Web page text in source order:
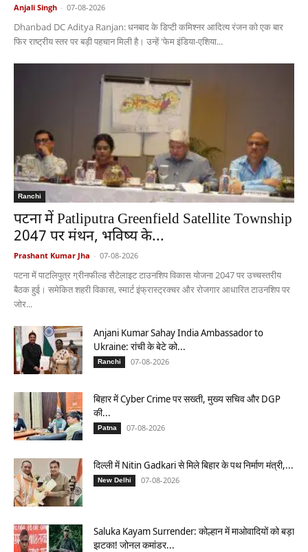
Anjali Singh - 07-08-2026
Dhanbad DC Aditya Ranjan: धनबाद के डिप्टी कमिश्नर आदित्य रंजन को एक बार
फिर राष्ट्रीय स्तर पर बड़ी पहचान मिली है। उन्हें 'फेम इंडिया-एशिया...
Ranchi
पटना में Patliputra Greenfield Satellite Township
2047 पर मंथन, भविष्य के...
Prashant Kumar Jha - 07-08-2026
पटना में पाटलिपुत्र ग्रीनफील्ड सैटेलाइट टाउनशिप विकास योजना 2047 पर उच्चस्तरीय
बैठक हुई। समेकित शहरी विकास, स्मार्ट इंफ्रास्ट्रक्चर और रोजगार आधारित टाउनशिप पर
जोर...
Anjani Kumar Sahay India Ambassador to
Ukraine: रांची के बेटे को...
Ranchi 07-08-2026
बिहार में Cyber Crime पर सख्ती, मुख्य सचिव और DGP
की...
Patna 07-08-2026
दिल्ली में Nitin Gadkari से मिले बिहार के पथ निर्माण मंत्री,...
New Delhi 07-08-2026
Saluka Kayam Surrender: कोल्हान में माओवादियों को बड़ा
झटका! जोनल कमांडर...